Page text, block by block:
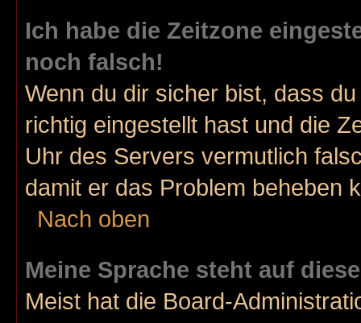
Ich habe die Zeitzone
noch falsch!
Wenn du dir sicher bist, dass
richtig eingestellt hast und die
Uhr des Servers vermutlich
damit er das Problem beheben
Nach oben
Meine Sprache steht auf
Meist hat die Board-